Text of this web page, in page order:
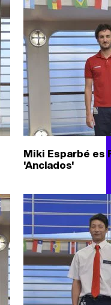
Miki Esparbé es
'Anclados'